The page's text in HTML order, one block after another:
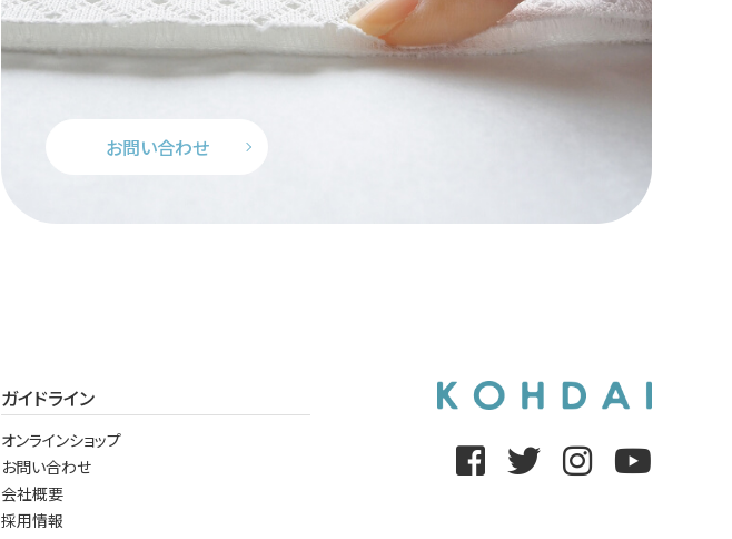
お問い合わせ
ガイドライン
オンラインショップ
お問い合わせ
会社概要
採用情報